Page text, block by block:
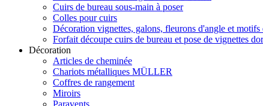
Cuirs de bureau sous-main à poser
Colles pour cuirs
Décoration vignettes, galons, fleurons d'angle et motifs
Forfait découpe cuirs de bureau et pose de vignettes
Décoration
Articles de cheminée
Chariots métalliques MÜLLER
Coffres de rangement
Miroirs
Paravents